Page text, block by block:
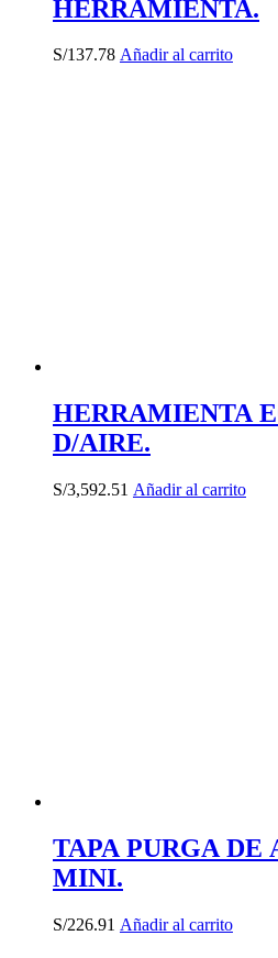
HERRAMIENTA.
S/137.78 Añadir al carrito
HERRAMIENTA
D/AIRE.
S/3,592.51 Añadir al carrito
TAPA PURGA DE
MINI.
S/226.91 Añadir al carrito